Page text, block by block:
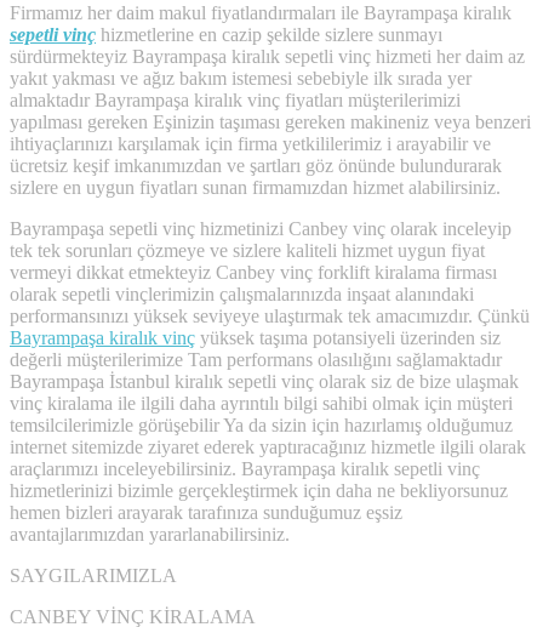
Firmamız her daim makul fiyatlandırmaları ile Bayrampaşa kiralık
sepetli vinç hizmetlerine en cazip şekilde sizlere sunmayı
sürdürmekteyiz Bayrampaşa kiralık sepetli vinç hizmeti her daim az
yakıt yakması ve ağız bakım istemesi sebebiyle ilk sırada yer
almaktadır Bayrampaşa kiralık vinç fiyatları müşterilerimizi
yapılması gereken Eşinizin taşıması gereken makineniz veya benzeri
ihtiyaçlarınızı karşılamak için firma yetkililerimiz i arayabilir ve
ücretsiz keşif imkanımızdan ve şartları göz önünde bulundurarak
sizlere en uygun fiyatları sunan firmamızdan hizmet alabilirsiniz.
Bayrampaşa sepetli vinç hizmetinizi Canbey vinç olarak inceleyip
tek tek sorunları çözmeye ve sizlere kaliteli hizmet uygun fiyat
vermeyi dikkat etmekteyiz Canbey vinç forklift kiralama firması
olarak sepetli vinçlerimizin çalışmalarınızda inşaat alanındaki
performansınızı yüksek seviyeye ulaştırmak tek amacımızdır. Çünkü
Bayrampaşa kiralık vinç yüksek taşıma potansiyeli üzerinden siz
değerli müşterilerimize Tam performans olasılığını sağlamaktadır
Bayrampaşa İstanbul kiralık sepetli vinç olarak siz de bize ulaşmak
vinç kiralama ile ilgili daha ayrıntılı bilgi sahibi olmak için müşteri
temsilcilerimizle görüşebilir Ya da sizin için hazırlamış olduğumuz
internet sitemizde ziyaret ederek yaptıracağınız hizmetle ilgili olarak
araçlarımızı inceleyebilirsiniz. Bayrampaşa kiralık sepetli vinç
hizmetlerinizi bizimle gerçekleştirmek için daha ne bekliyorsunuz
hemen bizleri arayarak tarafınıza sunduğumuz eşsiz
avantajlarımızdan yararlanabilirsiniz.
SAYGILARIMIZLA
CANBEY VİNÇ KİRALAMA